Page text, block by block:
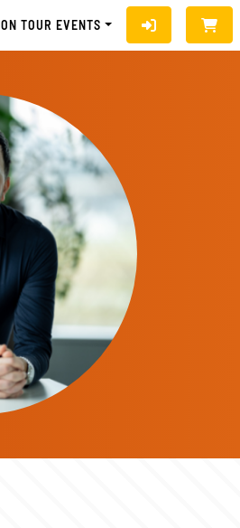
ON TOUR EVENTS